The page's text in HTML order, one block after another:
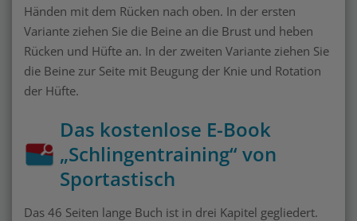
Händen mit dem Rücken nach oben. In der ersten
Variante ziehen Sie die Beine an die Brust und heben
Rücken und Hüfte an. In der zweiten Variante ziehen Sie
die Beine zur Seite mit Beugung der Knie und Rotation
der Hüfte.
Das kostenlose E-Book
„Schlingentraining“ von
Sportastisch
Das 46 Seiten lange Buch ist in drei Kapitel gegliedert.